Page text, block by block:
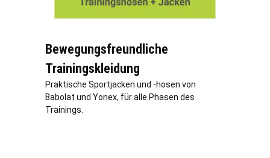
Bewegungsfreundliche
Trainingskleidung
Praktische Sportjacken und -hosen von
Babolat und Yonex, für alle Phasen des
Trainings.